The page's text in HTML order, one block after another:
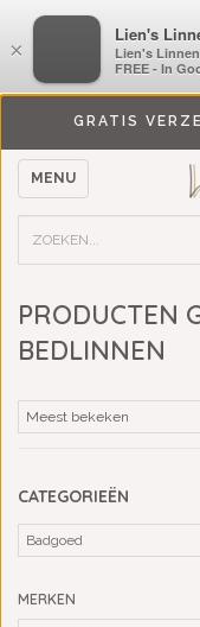
GRATIS
MENU
PRODUCTEN
BEDLINNEN
CATEGORIEËN
MERKEN
×
Lien's Linnen
FREE - In
×
Lien's
Lien's Linnen
FREE - In